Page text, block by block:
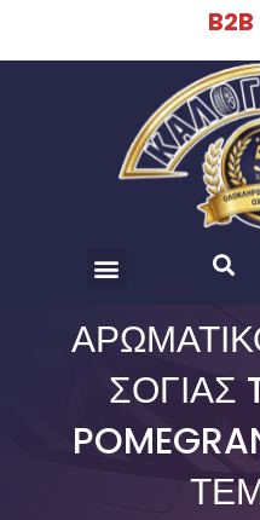
B2B
ΣΌΓΙΑΣ